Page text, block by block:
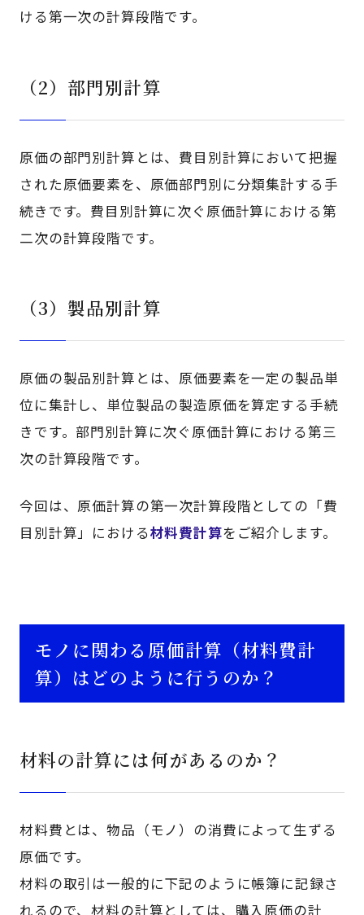
ける第一次の計算段階です。
（2）部門別計算
原価の部門別計算とは、費目別計算において把握
された原価要素を、原価部門別に分類集計する手
続きです。費目別計算に次ぐ原価計算における第
二次の計算段階です。
（3）製品別計算
原価の製品別計算とは、原価要素を一定の製品単
位に集計し、単位製品の製造原価を算定する手続
きです。部門別計算に次ぐ原価計算における第三
次の計算段階です。
今回は、原価計算の第一次計算段階としての「費
目別計算」における材料費計算をご紹介します。
モノに関わる原価計算（材料費計
算）はどのように行うのか？
材料の計算には何があるのか？
材料費とは、物品（モノ）の消費によって生ずる
原価です。
材料の取引は一般的に下記のように帳簿に記録さ
れるので、材料の計算としては、購入原価の計